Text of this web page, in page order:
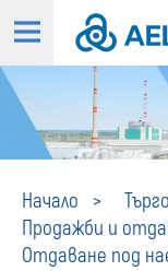
Начало
Продажби и
Отдаване под